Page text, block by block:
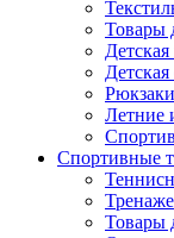
Товары
Детская
Детская
Летние
Спортивные
Товары